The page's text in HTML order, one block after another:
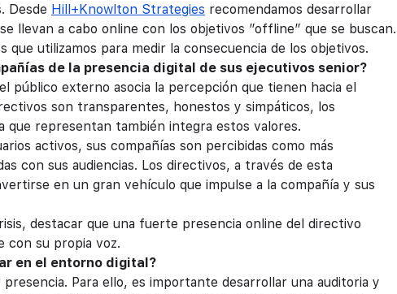
Desde Hill+Knowlton Strategies recomendamos desarrollar
llevan a cabo online con los objetivos ”offline” que se buscan.
utilizamos para medir la consecuencia de los objetivos.
de la presencia digital de sus ejecutivos senior?
público externo asocia la percepción que tienen hacia el
son transparentes, honestos y simpáticos, los
que representan también integra estos valores.
activos, sus compañías son percibidas como más
con sus audiencias. Los directivos, a través de esta
en un gran vehículo que impulse a la compañía y sus
destacar que una fuerte presencia online del directivo
con su propia voz.
en el entorno digital?
Para ello, es importante desarrollar una auditoria y